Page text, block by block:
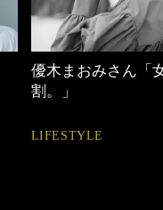
心地よくいられる
とは
FASHION